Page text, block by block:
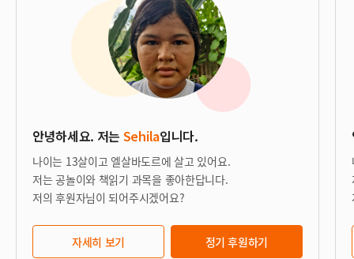
안녕하세요. 저는 Sehila입니다.
나이는 13살이고 엘살바도르에 살고 있어요.
저는 공놀이와 책읽기 과목을 좋아한답니다.
저의 후원자님이 되어주시겠어요?
자세히 보기 정기 후원하기